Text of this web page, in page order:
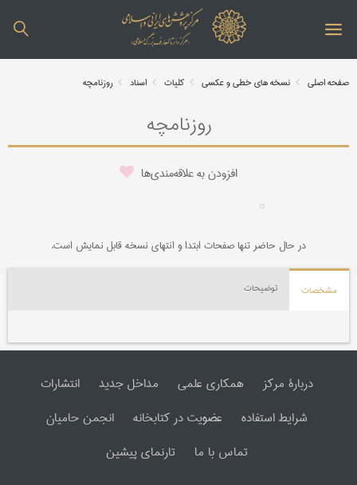
صفحه اصلی نسخه های خطی و عکسی کلیات اسناد روزنامچه
روزنامچه
افزودن به علاقه‌مندی‌ها
در حال حاضر تنها صفحات ابتدا و انتهای نسخه قابل نمایش است.
مشخصات توضیحات
دربارۀ مرکز همکاری علمی مداخل جدید
انتشارات
شرایط استفاده
عضویت در کتابخانه
انجمن حامیان
تماس با ما
تارنمای پیشین